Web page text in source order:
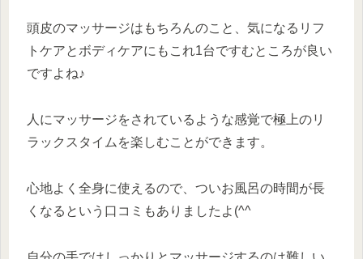
頭皮のマッサージはもちろんのこと、気になるリフ
トケアとボディケアにもこれ1台ですむところが良い
ですよね♪
人にマッサージをされているような感覚で極上のリ
ラックスタイムを楽しむことができます。
心地よく全身に使えるので、ついお風呂の時間が長
くなるという口コミもありましたよ(^^